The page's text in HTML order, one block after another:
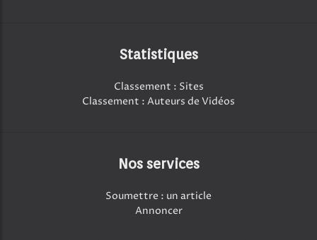
Statistiques
Classement : Sites
Classement : Auteurs de Vidéos
Nos services
Soumettre : un article
Annoncer